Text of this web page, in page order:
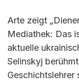
Arte zeigt
Mediathek: Das
aktuelle
Selinskyj